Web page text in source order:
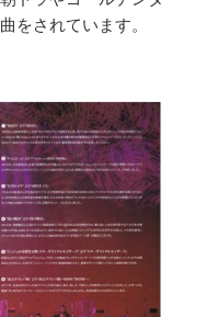
をされています。